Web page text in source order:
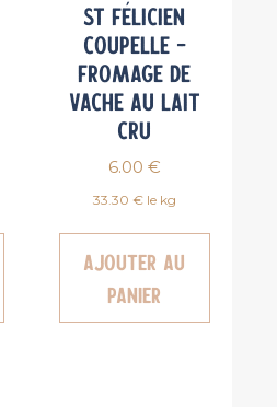
St Félicien
coupelle –
fromage de
vache au lait
cru
6.00 €
33.30 € le kg
Ajouter au
panier